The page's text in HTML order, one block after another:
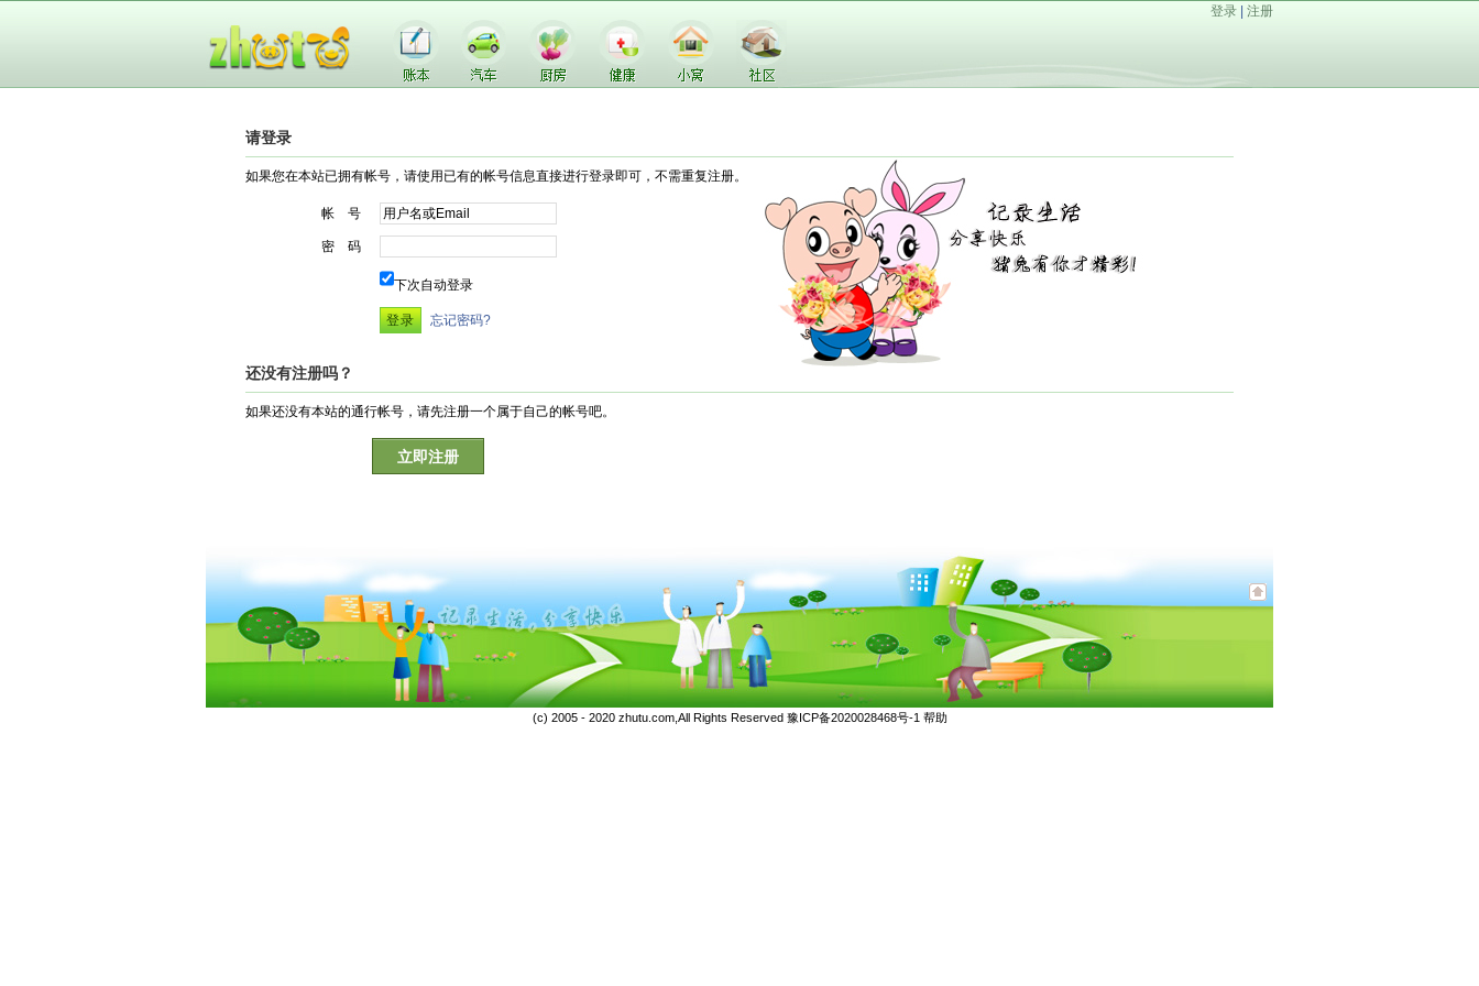
登录 注册
请登录
如果您在本站已拥有帐号，请使用已有的帐号信息直接进行登录即可，不需重复注册。
帐 号
密 码
下次自动登录
忘记密码?
还没有注册吗？
如果还没有本站的通行帐号，请先注册一个属于自己的帐号吧。
立即注册
(c) 2005 - 2020 zhutu.com,All Rights Reserved 豫ICP备2020028468号-1 帮助